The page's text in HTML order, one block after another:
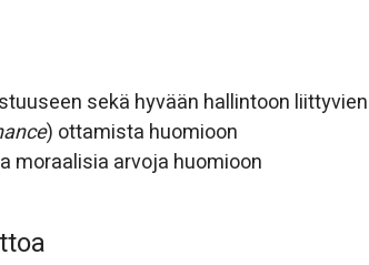
sekä hyvään hallintoon liittyvien
) ottamista huomioon
moraalisia arvoja huomioon